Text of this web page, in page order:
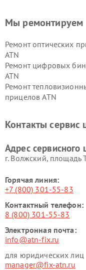
Мы ремонтируем
Ремонт оптических
ATN
Ремонт цифровых
ATN
Ремонт
прицелов ATN
Контакты сервис
Адрес сервисного
г. Волжский, площадь
Горячая линия:
+7 (800) 301-55-83
Контактный телефон:
8 (800) 301-55-83
Электронная почта:
info@atn-fix.ru
для юридических лиц
manager@fix-atn.ru